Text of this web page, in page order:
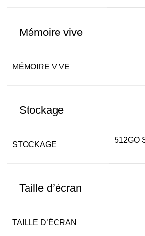
POUR
DÉTAILS
DEVIS
Mémoire vive
MÉMOIRE VIVE
Stockage
STOCKAGE
512GO
Taille d’écran
TAILLE D’ÉCRAN